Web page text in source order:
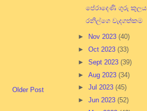
Older Post
පේරාදෙණි ගුරු කුලය
රනිල්ගෙ වැදගත්කම
► Nov 2023 (40)
► Oct 2023 (33)
► Sept 2023 (39)
► Aug 2023 (34)
► Jul 2023 (45)
► Jun 2023 (52)